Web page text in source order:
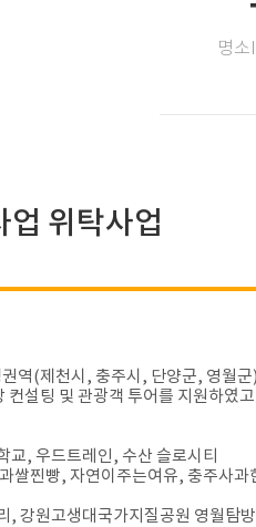
명소
위탁사업
역(제천시, 충주시, 단양군, 영월
설팅 및 관광객 투어를 지원하였
교, 우드트레인, 수산 슬로시티
쌀찐빵, 자연이주는여유, 충주사과
, 강원고생대국가지질공원 영월탐